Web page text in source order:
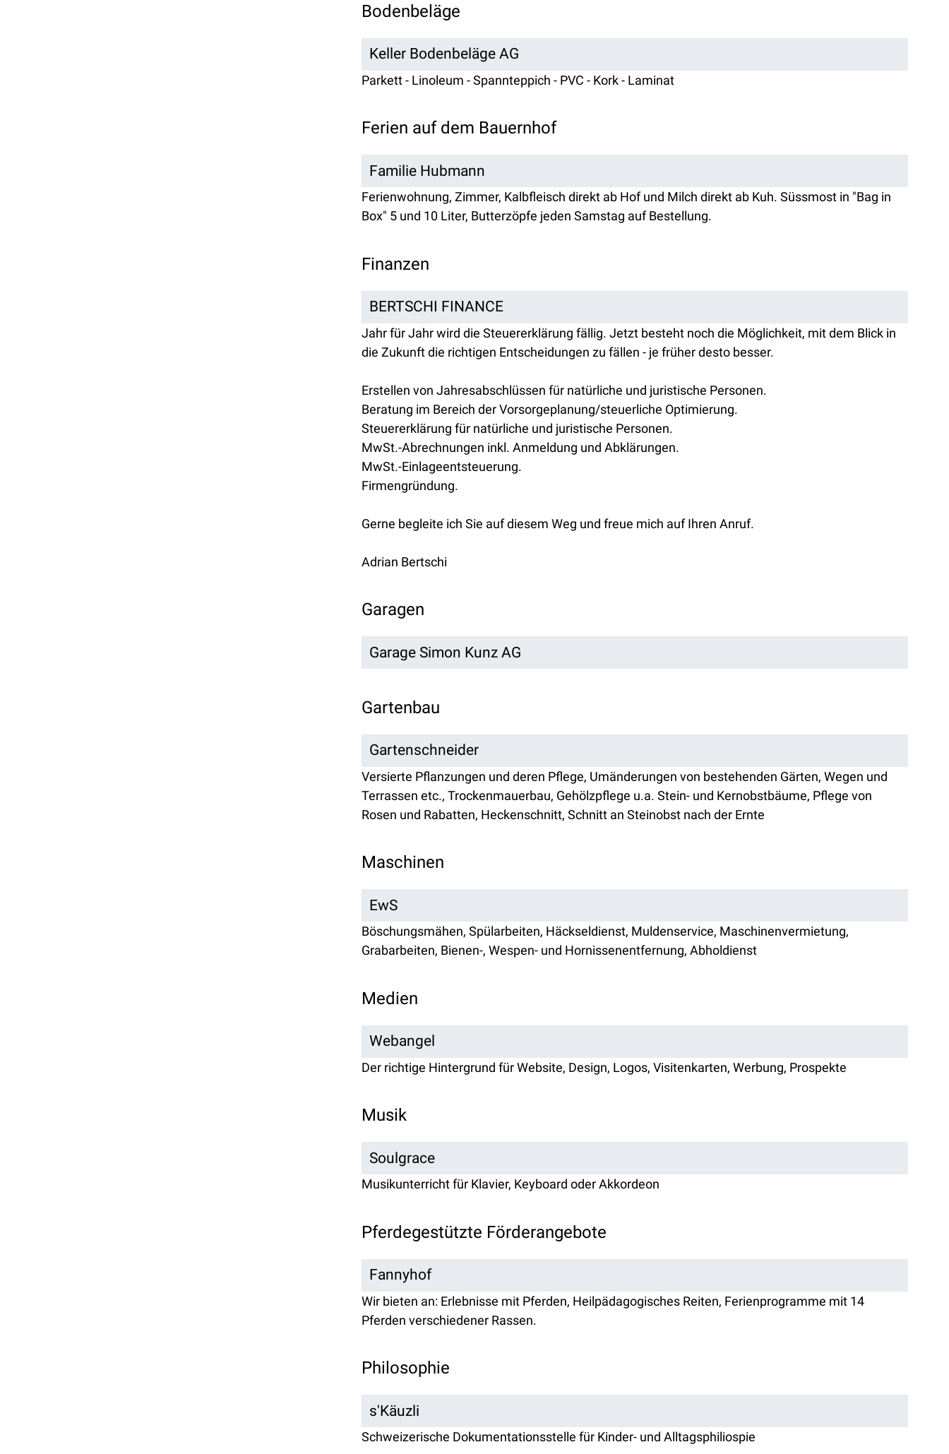
Bodenbeläge
Keller Bodenbeläge AG
Parkett - Linoleum - Spannteppich - PVC - Kork - Laminat
Ferien auf dem Bauernhof
Familie Hubmann
Ferienwohnung, Zimmer, Kalbfleisch direkt ab Hof und Milch direkt ab Kuh. Süssmost in "Bag in
Box" 5 und 10 Liter, Butterzöpfe jeden Samstag auf Bestellung.
Finanzen
BERTSCHI FINANCE
Jahr für Jahr wird die Steuererklärung fällig. Jetzt besteht noch die Möglichkeit, mit dem Blick in
die Zukunft die richtigen Entscheidungen zu fällen - je früher desto besser.
Erstellen von Jahresabschlüssen für natürliche und juristische Personen.
Beratung im Bereich der Vorsorgeplanung/steuerliche Optimierung.
Steuererklärung für natürliche und juristische Personen.
MwSt.-Abrechnungen inkl. Anmeldung und Abklärungen.
MwSt.-Einlageentsteuerung.
Firmengründung.
Gerne begleite ich Sie auf diesem Weg und freue mich auf Ihren Anruf.
Adrian Bertschi
Garagen
Garage Simon Kunz AG
Gartenbau
Gartenschneider
Versierte Pflanzungen und deren Pflege, Umänderungen von bestehenden Gärten, Wegen und
Terrassen etc., Trockenmauerbau, Gehölzpflege u.a. Stein- und Kernobstbäume, Pflege von
Rosen und Rabatten, Heckenschnitt, Schnitt an Steinobst nach der Ernte
Maschinen
EwS
Böschungsmähen, Spülarbeiten, Häckseldienst, Muldenservice, Maschinenvermietung,
Grabarbeiten, Bienen-, Wespen- und Hornissenentfernung, Abholdienst
Medien
Webangel
Der richtige Hintergrund für Website, Design, Logos, Visitenkarten, Werbung, Prospekte
Musik
Soulgrace
Musikunterricht für Klavier, Keyboard oder Akkordeon
Pferdegestützte Förderangebote
Fannyhof
Wir bieten an: Erlebnisse mit Pferden, Heilpädagogisches Reiten, Ferienprogramme mit 14
Pferden verschiedener Rassen.
Philosophie
s'Käuzli
Schweizerische Dokumentationsstelle für Kinder- und Alltagsphiliospie